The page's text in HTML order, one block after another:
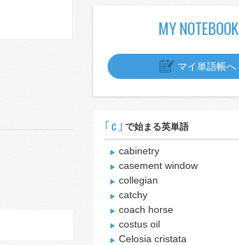
MY NOTEBOOK
マイ単語帳へ
｢c｣ で始まる英単語
cabinetry
casement window
collegian
catchy
coach horse
costus oil
Celosia cristata